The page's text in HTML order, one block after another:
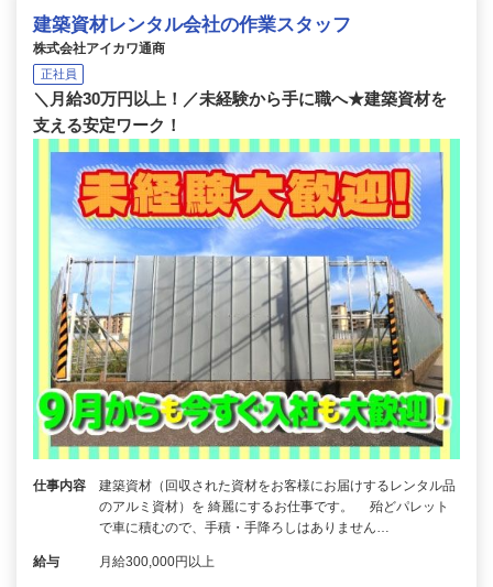
建築資材レンタル会社の作業スタッフ
株式会社アイカワ通商
正社員
＼月給30万円以上！／未経験から手に職へ★建築資材を
支える安定ワーク！
仕事内容
建築資材（回収された資材をお客様にお届けするレンタル品
のアルミ資材）を 綺麗にするお仕事です。 殆どパレット
で車に積むので、手積・手降ろしはありません…
給与 月給300,000円以上